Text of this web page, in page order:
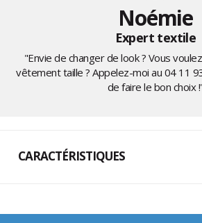
Noémie
Expert textile
"Envie de changer de look ? Vous
vêtement taille ? Appelez-moi au 04 11
de faire le bon choix
CARACTÉRISTIQUES